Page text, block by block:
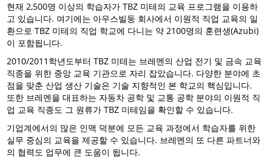
현재 2,500명 이상의 학습자가 TBZ 미테의 교육 프로그램을 이용하
고 있습니다. 여기에는 아우스빌둥 회사에서 이원적 직업 교육의 일
환으로 TBZ 미테의 직업 학교에 다니는 약 2100명의 훈련생(Azubi)
이 포함됩니다.
2010/2011학년도부터 TBZ 미테는 브레멘의 산업 전기 및 금속 교육
직종을 위한 중앙 교육 기관으로 자리 잡았습니다. 다양한 분야에 초
점을 맞춘 산업 생산 기술은 기술 지향적인 본 학교의 핵심입니다.
또한 브레멘을 대표하는 자동차 공학 및 교통 공학 분야의 이원적 직
업 교육 직종도 그 원류가 TBZ 미테임을 확인할 수 있습니다.
기업계에서의 많은 인맥 덕분에 모든 교육 과정에서 학습자를 위한
실무 중심의 교육을 제공할 수 있습니다. 브레멘의 또 다른 파트너와
의 협력도 업무에 큰 도움이 됩니다.